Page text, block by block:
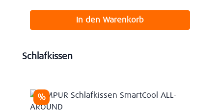
In den Warenkorb
Produktgalerie überspringen
Schlafkissen
Rabatt
%